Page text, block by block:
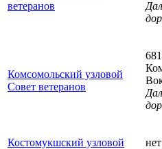
ветеранов
Комсомольский узловой
Совет ветеранов
Костомукшский узловой